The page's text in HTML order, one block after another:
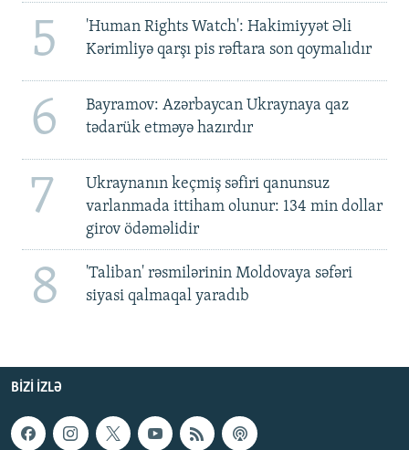
5
'Human Rights Watch': Hakimiyyət Əli
Kərimliyə qarşı pis rəftara son qoymalıdır
6
Bayramov: Azərbaycan Ukraynaya qaz
tədarük etməyə hazırdır
7
Ukraynanın keçmiş səfiri qanunsuz
varlanmada ittiham olunur: 134 min dollar
girov ödəməlidir
8
'Taliban' rəsmilərinin Moldovaya səfəri
siyasi qalmaqal yaradıb
BIZI IZLƏ